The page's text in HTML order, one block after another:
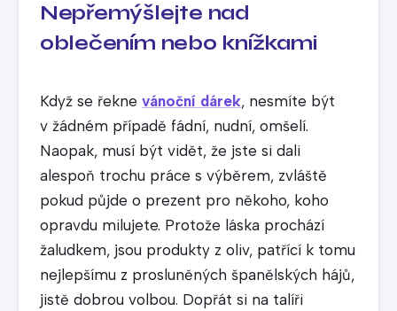
Nepřemýšlejte nad
oblečením nebo knížkami
Když se řekne vánoční dárek, nesmíte být
v žádném případě fádní, nudní, omšelí.
Naopak, musí být vidět, že jste si dali
alespoň trochu práce s výběrem, zvláště
pokud půjde o prezent pro někoho, koho
opravdu milujete. Protože láska prochází
žaludkem, jsou produkty z oliv, patřící k tomu
nejlepšímu z prosluněných španělských hájů,
jistě dobrou volbou. Dopřát si na talíři